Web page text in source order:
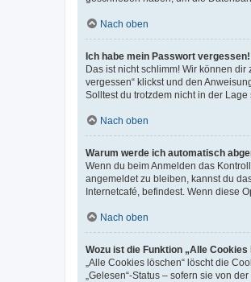
Nach oben
Ich habe mein Passwort vergessen!
Das ist nicht schlimm! Wir können
vergessen“ klickst und den
Solltest du trotzdem nicht in der
Nach oben
Warum werde ich automatisch
Wenn du beim Anmelden das
angemeldet zu bleiben, kannst du
Internetcafé, befindest. Wenn diese
Nach oben
Wozu ist die Funktion „Alle Cookies
„Alle Cookies löschen“ löscht die
„Gelesen“-Status – sofern sie von